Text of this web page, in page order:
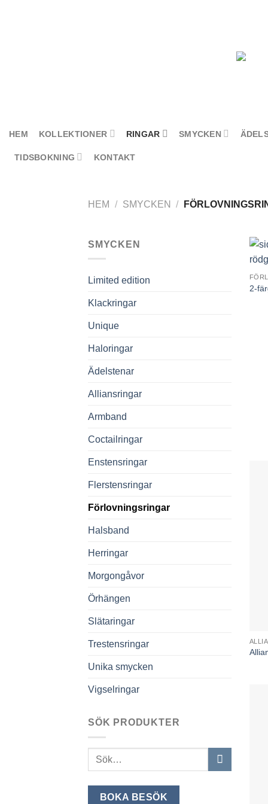
HEM KOLLEKTIONER RINGAR SMYCKEN
TIDSBOKNING KONTAKT
HEM / SMYCKEN /
SMYCKEN
Limited edition
Klackringar
Unique
Haloringar
Ädelstenar
Alliansringar
Armband
Coctailringar
Enstensringar
Flerstensringar
Förlovningsringar
Halsband
Herringar
Morgongåvor
Örhängen
Slätaringar
Trestensringar
Unika smycken
Vigselringar
SÖK PRODUKTER
Sök
BOKA BESÖK
2-